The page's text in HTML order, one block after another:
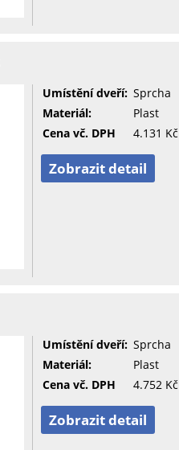
Umístění dveří: Sprcha
Materiál:
Plast
Cena vč. DPH
4.131 Kč
Zobrazit detail
Umístění dveří: Sprcha
Materiál:
Plast
Cena vč. DPH
4.752 Kč
Zobrazit detail